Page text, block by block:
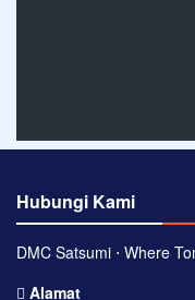
Hubungi Kami
DMC Satsumi ⋅ Where
Alamat